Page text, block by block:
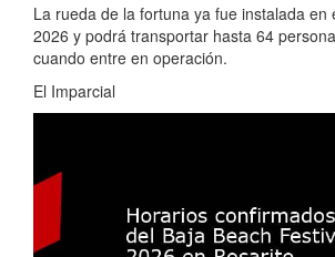
La rueda de la fortuna ya fue instalada en
2026 y podrá transportar hasta 64
cuando entre en operación.
El Imparcial